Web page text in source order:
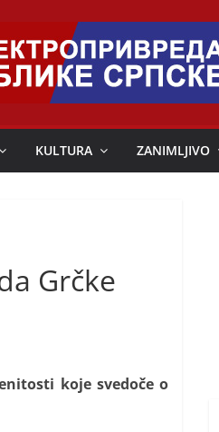
KULTURA ZANIMLJIVO
Grčke
koje svedoče o